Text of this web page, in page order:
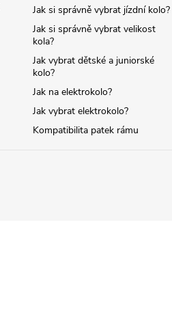
Jak si správně vybrat jízdní kolo?
Jak si správně vybrat velikost
kola?
Jak vybrat dětské a juniorské
kolo?
Jak na elektrokolo?
Jak vybrat elektrokolo?
Kompatibilita patek rámu